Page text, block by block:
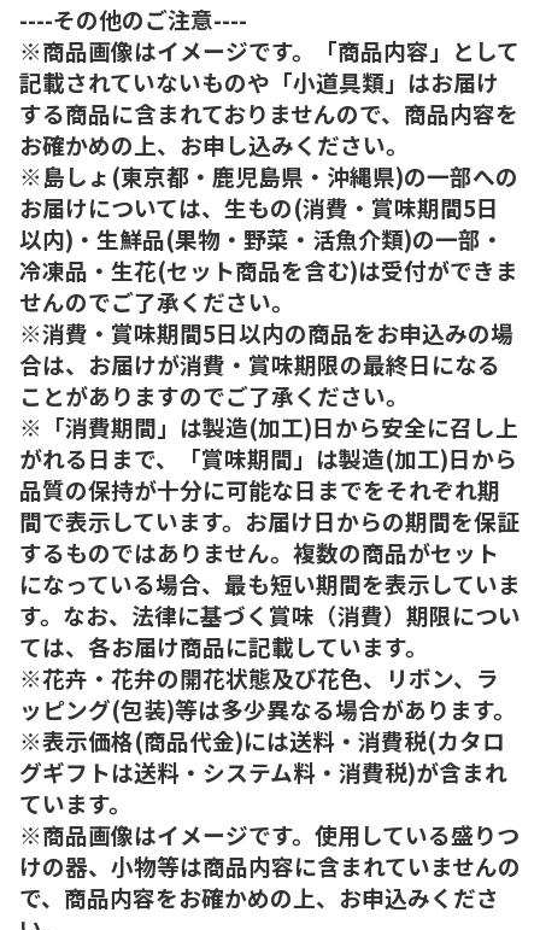
----その他のご注意----
※商品画像はイメージです。「商品内容」として
記載されていないものや「小道具類」はお届け
する商品に含まれておりませんので、商品内容を
お確かめの上、お申し込みください。
※島しょ(東京都・鹿児島県・沖縄県)の一部への
お届けについては、生もの(消費・賞味期間5日
以内)・生鮮品(果物・野菜・活魚介類)の一部・
冷凍品・生花(セット商品を含む)は受付ができま
せんのでご了承ください。
※消費・賞味期間5日以内の商品をお申込みの場
合は、お届けが消費・賞味期限の最終日になる
ことがありますのでご了承ください。
※「消費期間」は製造(加工)日から安全に召し上
がれる日まで、「賞味期間」は製造(加工)日から
品質の保持が十分に可能な日までをそれぞれ期
間で表示しています。お届け日からの期間を保証
するものではありません。複数の商品がセット
になっている場合、最も短い期間を表示していま
す。なお、法律に基づく賞味（消費）期限につい
ては、各お届け商品に記載しています。
※花卉・花弁の開花状態及び花色、リボン、ラ
ッピング(包装)等は多少異なる場合があります。
※表示価格(商品代金)には送料・消費税(カタロ
グギフトは送料・システム料・消費税)が含まれ
ています。
※商品画像はイメージです。使用している盛りつ
けの器、小物等は商品内容に含まれていませんの
で、商品内容をお確かめの上、お申込みくださ